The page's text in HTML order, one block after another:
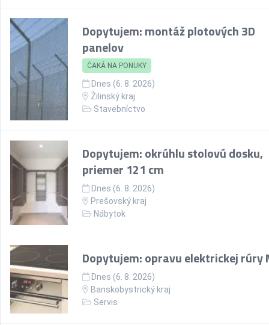
Dopytujem: montáž plotových 3D
panelov
ČAKÁ NA PONUKY
Dnes (6. 8. 2026)
Žilinský kraj
Stavebníctvo
Dopytujem: okrúhlu stolovú dosku,
priemer 121 cm
Dnes (6. 8. 2026)
Prešovský kraj
Nábytok
Dopytujem: opravu elektrickej rúry
Dnes (6. 8. 2026)
Banskobystrický kraj
Servis